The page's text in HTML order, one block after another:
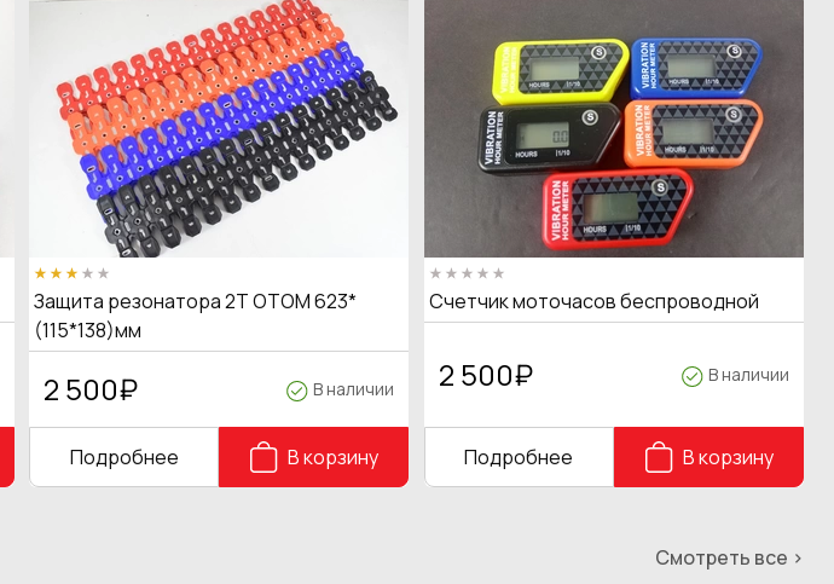
Защита резонатора 2Т OTOM 623*
(115*138)мм
2 500₽ В наличии
Подробнее В корзину
Счетчик моточасов беспроводной
2 500₽ В наличии
Подробнее В корзину
Смотреть все >